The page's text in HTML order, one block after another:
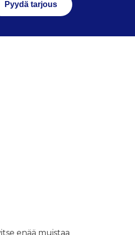
Pyydä tarjous
enää muistaa